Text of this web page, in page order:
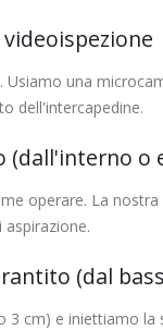
Usiamo una
dell'intercapedine.
(dall'interno o
operare. La
aspirazione.
(dal
3 cm) e iniettiamo la